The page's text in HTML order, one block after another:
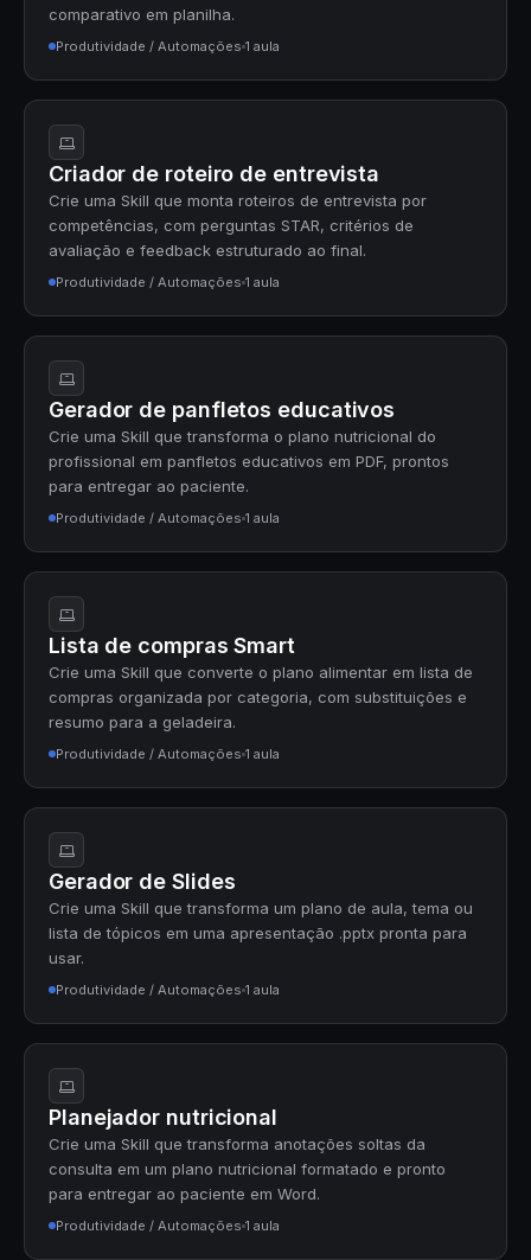
comparativo em planilha.
Produtividade / Automações 1 aula
Criador de roteiro de entrevista
Crie uma Skill que monta roteiros de entrevista por
competências, com perguntas STAR, critérios de
avaliação e feedback estruturado ao final.
Produtividade / Automações 1 aula
Gerador de panfletos educativos
Crie uma Skill que transforma o plano nutricional do
profissional em panfletos educativos em PDF, prontos
para entregar ao paciente.
Produtividade / Automações 1 aula
Lista de compras Smart
Crie uma Skill que converte o plano alimentar em lista de
compras organizada por categoria, com substituições e
resumo para a geladeira.
Produtividade / Automações 1 aula
Gerador de Slides
Crie uma Skill que transforma um plano de aula, tema ou
lista de tópicos em uma apresentação .pptx pronta para
usar.
Produtividade / Automações 1 aula
Planejador nutricional
Crie uma Skill que transforma anotações soltas da
consulta em um plano nutricional formatado e pronto
para entregar ao paciente em Word.
Produtividade / Automações 1 aula